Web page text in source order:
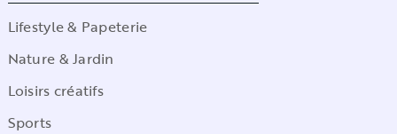
Lifestyle & Papeterie
Nature & Jardin
Loisirs créatifs
Sports